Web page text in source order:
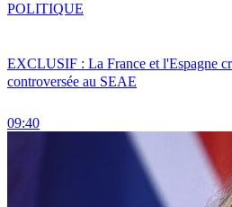
EXCLUSIF : La France et l'Espagne
controversée au SEAE
09:40
POLITIQUE